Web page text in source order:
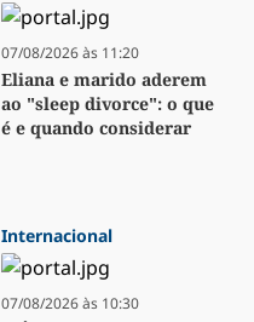
07/08/2026 às 11:20
Eliana e marido aderem
ao "sleep divorce": o que
é e quando considerar
Internacional
07/08/2026 às 10:30